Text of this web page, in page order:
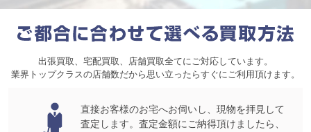
出張買取、宅配買取、店舗買取全てにご対応しています。
業界トップクラスの店舗数だから思い立ったらすぐにご利用頂けます。
直接お客様のお宅へお伺いし、現物を拝見して
査定します。査定金額にご納得頂けましたら、